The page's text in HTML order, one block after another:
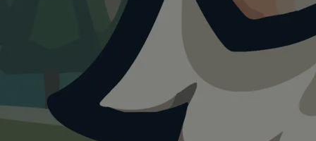
Visualisierung · KI
Hunde
Heute ist ein guter Tagfür
Freilauffläche für Hunde.
12°C und sonnig. Ein guter Tag für einen Ausflug mit